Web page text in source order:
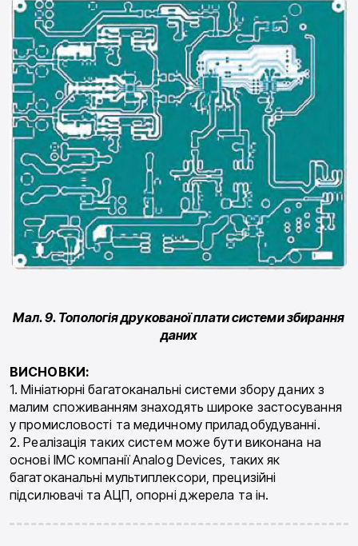
Мал. 9. Топологія друкованої плати системи збирання
даних
ВИСНОВКИ:
1. Мініатюрні багатоканальні системи збору даних з
малим споживанням знаходять широке застосування
у промисловості та медичному приладобудуванні.
2. Реалізація таких систем може бути виконана на
основі ІМС компанії Analog Devices, таких як
багатоканальні мультиплексори, прецизійні
підсилювачі та АЦП, опорні джерела та ін.